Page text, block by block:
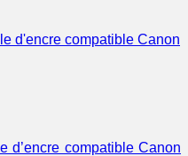
d’encre compatible Canon